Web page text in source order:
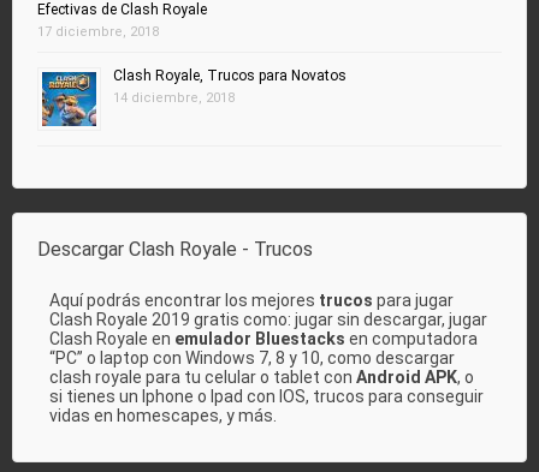
Efectivas de Clash Royale
17 diciembre, 2018
Clash Royale, Trucos para Novatos
14 diciembre, 2018
Descargar Clash Royale - Trucos
Aquí podrás encontrar los mejores trucos para jugar
Clash Royale 2019 gratis como: jugar sin descargar, jugar
Clash Royale en emulador Bluestacks en computadora
“PC” o laptop con Windows 7, 8 y 10, como descargar
clash royale para tu celular o tablet con Android APK, o
si tienes un Iphone o Ipad con IOS, trucos para conseguir
vidas en homescapes, y más.